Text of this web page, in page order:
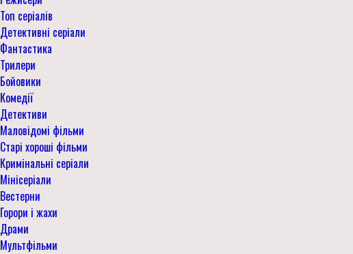
Топ серіалів
Детективні серіали
Фантастика
Трилери
Бойовики
Комедії
Детективи
Маловідомі фільми
Старі хороші фільми
Кримінальні серіали
Мінісеріали
Вестерни
Горори і жахи
Драми
Мультфільми